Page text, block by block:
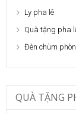
Ly pha lê
Quà tặng pha
Đèn chùm
QUÀ TẶNG